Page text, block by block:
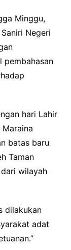
Minggu,
Negeri
pembahasan
hari Lahir
batas baru
Taman
wilayah
dilakukan
adat